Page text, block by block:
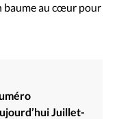
baume au cœur pour
Juillet-